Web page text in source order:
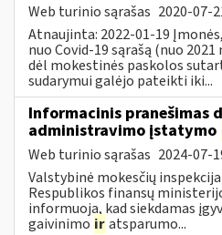
Web turinio sąrašas 2020-07-
Atnaujinta: 2022-01-19
nuo Covid-19 sąrašą (nuo 2021
dėl mokestinės paskolos
sudarymui galėjo pateikti iki...
Informacinis pranešimas
administravimo įstatymo
Web turinio sąrašas 2024-07-
Valstybinė mokesčių
Respublikos finansų
informuoja, kad siekdamas
gaivinimo iratsparumo...